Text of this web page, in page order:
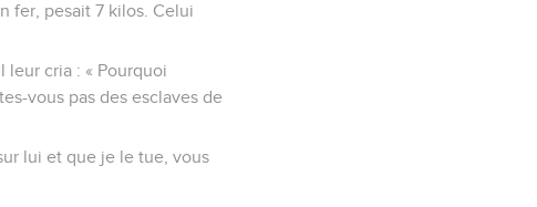
fer, pesait 7 kilos. Celui
leur cria : « Pourquoi
vous pas des esclaves de
lui et que je le tue, vous